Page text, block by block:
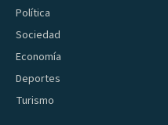
Política
Sociedad
Economía
Deportes
Turismo